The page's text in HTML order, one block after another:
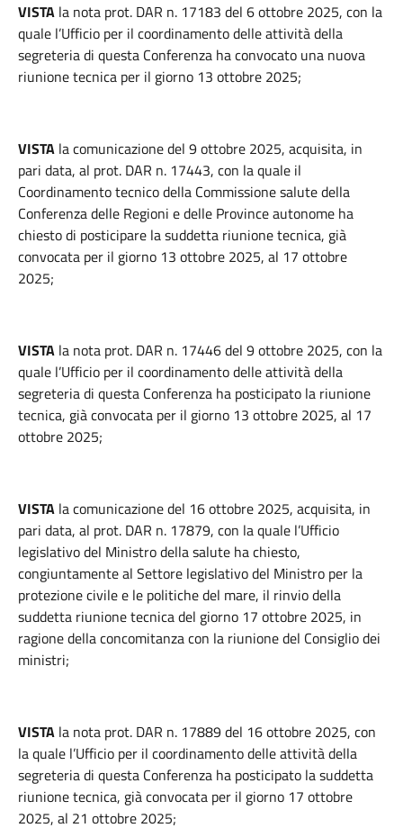
VISTA la nota prot. DAR n. 17183 del 6 ottobre 2025, con la
quale l’Ufficio per il coordinamento delle attività della
segreteria di questa Conferenza ha convocato una nuova
riunione tecnica per il giorno 13 ottobre 2025;
VISTA la comunicazione del 9 ottobre 2025, acquisita, in
pari data, al prot. DAR n. 17443, con la quale il
Coordinamento tecnico della Commissione salute della
Conferenza delle Regioni e delle Province autonome ha
chiesto di posticipare la suddetta riunione tecnica, già
convocata per il giorno 13 ottobre 2025, al 17 ottobre
2025;
VISTA la nota prot. DAR n. 17446 del 9 ottobre 2025, con la
quale l’Ufficio per il coordinamento delle attività della
segreteria di questa Conferenza ha posticipato la riunione
tecnica, già convocata per il giorno 13 ottobre 2025, al 17
ottobre 2025;
VISTA la comunicazione del 16 ottobre 2025, acquisita, in
pari data, al prot. DAR n. 17879, con la quale l’Ufficio
legislativo del Ministro della salute ha chiesto,
congiuntamente al Settore legislativo del Ministro per la
protezione civile e le politiche del mare, il rinvio della
suddetta riunione tecnica del giorno 17 ottobre 2025, in
ragione della concomitanza con la riunione del Consiglio dei
ministri;
VISTA la nota prot. DAR n. 17889 del 16 ottobre 2025, con
la quale l’Ufficio per il coordinamento delle attività della
segreteria di questa Conferenza ha posticipato la suddetta
riunione tecnica, già convocata per il giorno 17 ottobre
2025, al 21 ottobre 2025;